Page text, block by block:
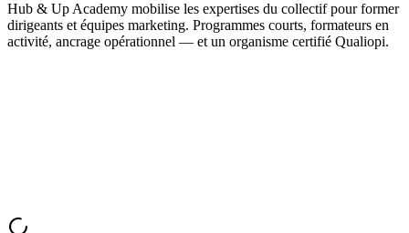
Hub & Up Academy mobilise les expertises du collectif pour former
dirigeants et équipes marketing. Programmes courts, formateurs en
activité, ancrage opérationnel — et un organisme certifié Qualiopi.